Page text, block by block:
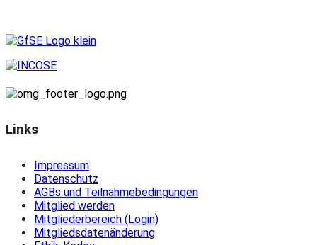
Links
Impressum
Datenschutz
AGBs und Teilnahmebedingungen
Mitglied werden
Mitgliederbereich (Login)
Mitgliedsdatenänderung